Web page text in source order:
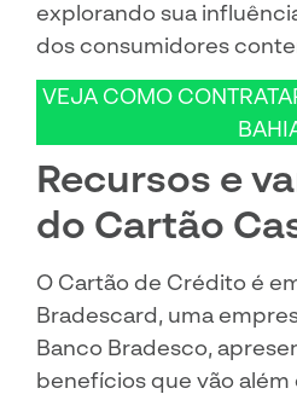
explorando sua
dos consumidores
VEJA COMO
Recursos e
do Cartão
O Cartão de Crédito é
Bradescard, uma
Banco Bradesco,
benefícios que vão